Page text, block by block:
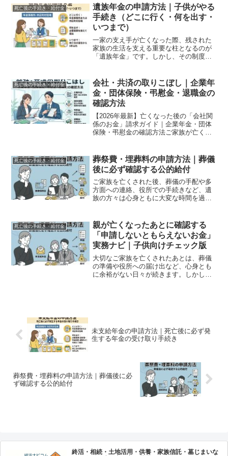
取れずに亡くなるケースがほとんどで
す。この記事では、2026...
死亡後の手続き・給付金
遺族年金の申請方法｜子供がやる
手続き（どこに行く・何を出す・
いつまで）
一家の支え手が亡くなった際、残された
家族の生活を支える重要な柱となるのが
「遺族年金」です。しかし、その制度は
大きく異なります。特に、「高齢の母に
代わって、子供が手続きを...
死亡後の手続き・給付金
会社・共済の取りこぼし｜企業年
金・団体保険・弔慰金・退職金の
確認方法
【2026年最新】亡くなった後の「会社関
係のお金」請求ガイド｜企業年金・団体
保険・弔慰金の確認方法ご家族が亡くな
れがちなのが「勤務先（または元勤務
先）から支払われるお金...
死亡後の手続き・給付金
葬祭費・埋葬料の申請方法｜葬儀
後に必ず確認する公的給付
ご家族を亡くされた後、葬儀の手配や多
方面への連絡、役所での手続きなど、遺
族の方々は心身ともに大変な時間を過ご
る心強い味方が、公的医療保険から支給
される「葬祭費」や「埋葬...
死亡後の手続き・給付金
親が亡くなったあとに確認する
「申請しないともらえないお金」
実務ナビ｜子供向けチェック版
大切なご家族を亡くされたあとは、葬儀
の準備や役所への届け出など、心身とも
に余裕がない日々が続きます。しかし、
未支給年金の申請方法｜死亡後に必ず発
生する年金の受け取り手続き
葬祭費・埋葬料の申請方法｜葬儀後に必
ず確認する公的給付
終活・相続・土地活用・供養・家族信託・墓じまいな